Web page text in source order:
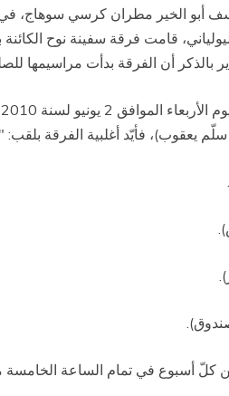
قامت فرقة سفينة نوح
بالذكر أن الفرقة بدأت مراسيمها
يعقوب)، فأيّد أغلبية الفرقة
أسبوع في تمام الساعة الخامسة مساءً،